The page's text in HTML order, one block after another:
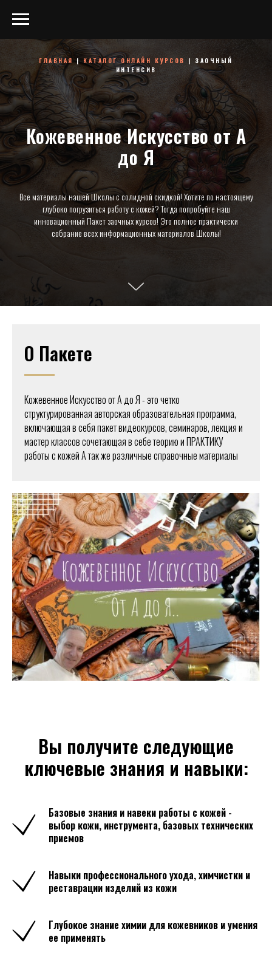
ГЛАВНАЯ |КАТАЛОГ ОНЛАЙН КУРСОВ | ЗАОЧНЫЙ
ИНТЕНСИВ
Кожевенное Искусство от А
до Я
Все материалы нашей Школы с солидной скидкой! Хотите по настоящему
глубоко погрузиться работу с кожей? Тогда попробуйте наш
инновационный Пакет заочных курсов! Это полное практически
собрание всех информационных материалов Школы!
О Пакете
Кожевенное Искусство от А до Я - это четко
структурированная авторская образовательная программа,
включающая в себя пакет видеокурсов, семинаров, лекция и
мастер классов сочетающая в себе теорию и ПРАКТИКУ
работы с кожей А так же различные справочные материалы
Вы получите следующие
ключевые знания и навыки:
Базовые знания и навеки работы с кожей -
выбор кожи, инструмента, базовых технических
приемов
Навыки профессионального ухода, химчистки и
реставрации изделий из кожи
Глубокое знание химии для кожевников и умения
ее применять